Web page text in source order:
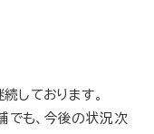
しております。
も、今後の状況次